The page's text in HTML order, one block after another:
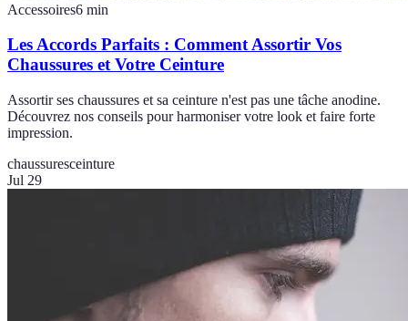
Accessoires6 min
Les Accords Parfaits : Comment Assortir Vos
Chaussures et Votre Ceinture
Assortir ses chaussures et sa ceinture n'est pas une tâche anodine.
Découvrez nos conseils pour harmoniser votre look et faire forte
impression.
chaussuresceinture
Jul 29